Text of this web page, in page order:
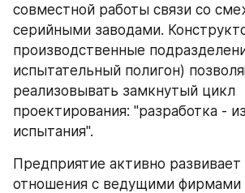
совместной работы связи со
серийными заводами.
производственные
испытательный полигон)
реализовывать замкнутый цикл
проектирования: "разработка -
испытания".
Предприятие активно
отношения с ведущими фирмами